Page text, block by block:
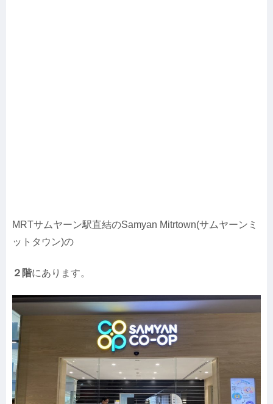
MRTサムヤーン駅直結のSamyan Mitrtown(サムヤーンミ
ットタウン)の
２階にあります。